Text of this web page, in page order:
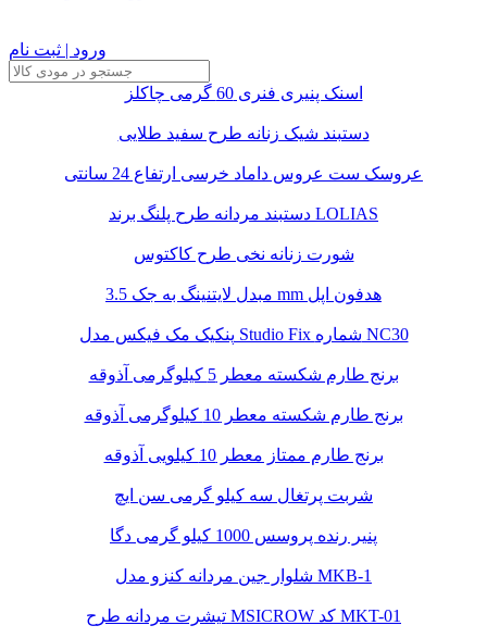
ورود | ثبت نام
اسنک پنیری فنری 60 گرمی چاکلز
دستبند شیک زنانه طرح سفید طلایی
عروسک ست عروس داماد خرسی ارتفاع 24 سانتی
دستبند مردانه طرح پلنگ برند LOLIAS
شورت زنانه نخی طرح کاکتوس
مبدل لایتنینگ به جک 3.5 mm هدفون اپل
پنکیک مک فیکس مدل Studio Fix شماره NC30
برنج طارم شکسته معطر 5 کیلوگرمی آذوقه
برنج طارم شکسته معطر 10 کیلوگرمی آذوقه
برنج طارم ممتاز معطر 10 کیلویی آذوقه
شربت پرتغال سه کیلو گرمی سن ایچ
پنیر رنده پروسس 1000 کیلو گرمی دگا
شلوار جین مردانه کنزو مدل MKB-1
تیشرت مردانه طرح MSICROW کد MKT-01